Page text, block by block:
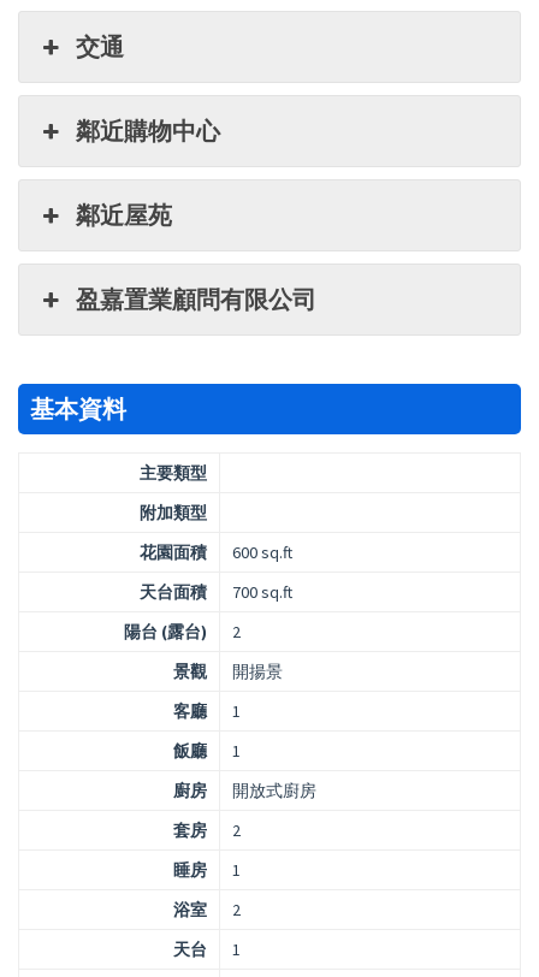
交通
鄰近購物中心
鄰近屋苑
盈嘉置業顧問有限公司
基本資料
主要類型
附加類型
花園面積
600 sq.ft
天台面積
700 sq.ft
陽台 (露台)
2
景觀
開揚景
客廳
1
飯廳
1
廚房
開放式廚房
套房
2
睡房
1
浴室
2
天台
1